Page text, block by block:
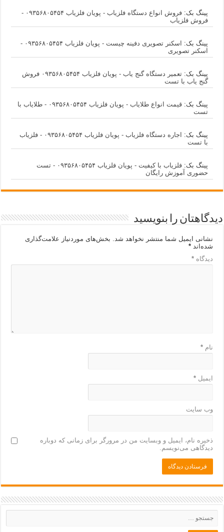
پینگ بک:
فروش انواع دستگاه فلزیاب - پویان فلزیاب ۰۹۳۵۶۸۰۵۴۵۴ -
فروش فلزیاب
پینگ بک:
اسکنر تصویری دفینه چیست - پویان فلزیاب ۰۹۳۵۶۸۰۵۴۵۴ -
اسکنر تصویری
پینگ بک:
تعمیر دستگاه گنج یاب - پویان فلزیاب ۰۹۳۵۶۸۰۵۴۵۴ فروش
گنج یاب با تست
پینگ بک:
قیمت انواع طلایاب - پویان فلزیاب ۰۹۳۵۶۸۰۵۴۵۴ - طلایاب با
تست
پینگ بک:
اجاره دستگاه فلزیاب - پویان فلزیاب ۰۹۳۵۶۸۰۵۴۵۴ - فلزیاب
با تست
پینگ بک:
فلزیاب با کیفیت - پویان فلزیاب ۰۹۳۵۶۸۰۵۴۵۴ - تست
حضوری آموزش رایگان
دیدگاهتان را بنویسید
نشانی ایمیل شما منتشر نخواهد شد. بخش‌های موردنیاز علامت‌گذاری
شده‌اند*
دیدگاه*
نام*
ایمیل*
وب‌ سایت
ذخیره نام، ایمیل و وبسایت من در مرورگر برای زمانی که دوباره
دیدگاهی می‌نویسم.